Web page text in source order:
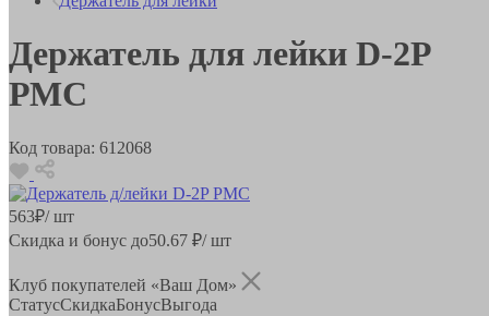
Держатель для лейки D-2P
РМС
Код товара: 612068
563₽/ шт
Скидка и бонус до50.67 ₽/ шт
Клуб покупателей «Ваш Дом»
СтатусСкидкаБонусВыгода